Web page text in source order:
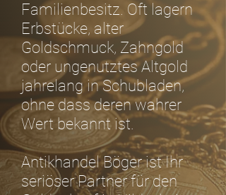
Familienbesitz. Oft lagern
Erbstücke, alter
Goldschmuck, Zahngold
oder ungenutztes Altgold
jahrelang in Schubladen,
ohne dass deren wahrer
Wert bekannt ist.
Antikhandel Böger ist Ihr
seriöser Partner für den